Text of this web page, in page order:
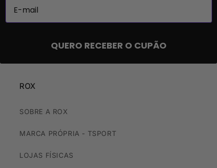
QUERO RECEBER O CUPÃO
ROX
SOBRE A ROX
MARCA PRÓPRIA - TSPORT
LOJAS FÍSICAS